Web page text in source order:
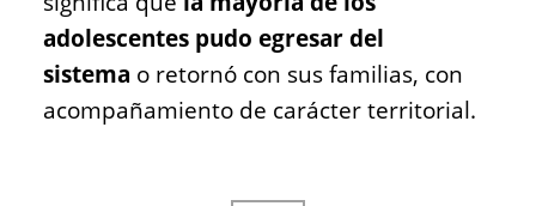
adolescentes pudo egresar del
sistema o retornó con sus familias, con
acompañamiento de carácter territorial.